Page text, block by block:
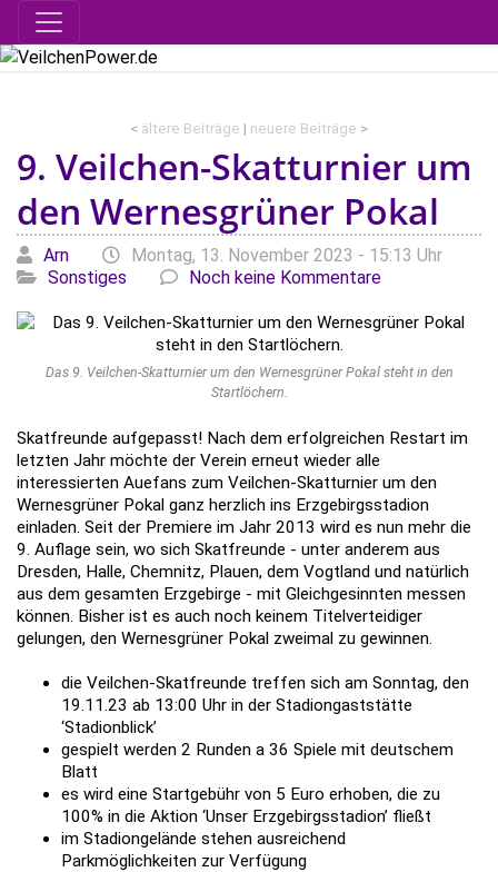
< ältere Beiträge | neuere Beiträge >
9. Veilchen-Skatturnier um
den Wernesgrüner Pokal
Geschrieben von
Arn am Montag, 13. November 2023 - 15:13 Uhr
Sonstiges
Noch keine Kommentare
Das 9. Veilchen-Skatturnier um den Wernesgrüner Pokal steht in den
Startlöchern.
Skatfreunde aufgepasst! Nach dem erfolgreichen Restart im
letzten Jahr möchte der Verein erneut wieder alle
interessierten Auefans zum Veilchen-Skatturnier um den
Wernesgrüner Pokal ganz herzlich ins Erzgebirgsstadion
einladen. Seit der Premiere im Jahr 2013 wird es nun mehr die
9. Auflage sein, wo sich Skatfreunde - unter anderem aus
Dresden, Halle, Chemnitz, Plauen, dem Vogtland und natürlich
aus dem gesamten Erzgebirge - mit Gleichgesinnten messen
können. Bisher ist es auch noch keinem Titelverteidiger
gelungen, den Wernesgrüner Pokal zweimal zu gewinnen.
die Veilchen-Skatfreunde treffen sich am Sonntag, den
19.11.23 ab 13:00 Uhr in der Stadiongaststätte
‘Stadionblick’
gespielt werden 2 Runden a 36 Spiele mit deutschem
Blatt
es wird eine Startgebühr von 5 Euro erhoben, die zu
100% in die Aktion ‘Unser Erzgebirgsstadion’ fließt
im Stadiongelände stehen ausreichend
Parkmöglichkeiten zur Verfügung